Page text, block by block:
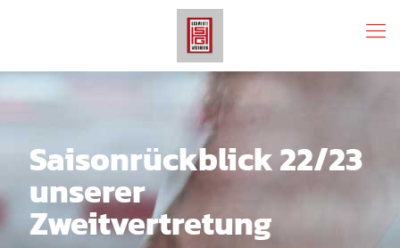
Saisonrückblick 22/23
unserer
Zweitvertretung